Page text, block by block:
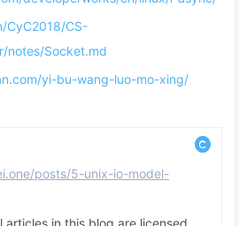
CyC2018/CS-
notes/Socket.md
yi-bu-wang-luo-mo-xing/
posts/5-unix-io-model-
articles in this blog are licensed